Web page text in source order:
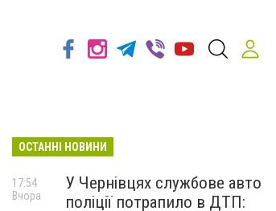
ОСТАННІ НОВИНИ
У Чернівцях службове авто
поліції потрапило в ДТП:
17:54
Вчора